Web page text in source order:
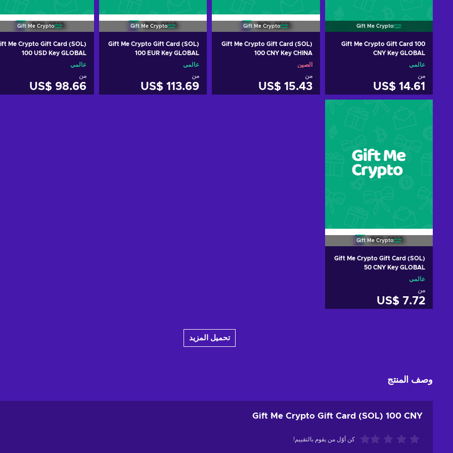
Gift Me Crypto
Gift Me Crypto Gift Card 100
CNY Key GLOBAL
عالمي
من
US$ 14.61
Gift Me Crypto
Gift Me Crypto Gift Card (SOL)
100 CNY Key CHINA
الصين
من
US$ 15.43
Gift Me Crypto
Gift Me Crypto Gift Card (SOL)
100 EUR Key GLOBAL
عالمي
من
US$ 113.69
Gift Me Crypto
Me Crypto Gift Card (SOL)
100 USD Key GLOBAL
عالمي
من
US$ 98.66
Gift Me Crypto
Gift Me Crypto Gift Card (SOL)
50 CNY Key GLOBAL
عالمي
من
US$ 7.72
تحميل المزيد
وصف المنتج
Gift Me Crypto Gift Card (SOL) 100 CNY
كن أوّل من يقوم بالتقييم!